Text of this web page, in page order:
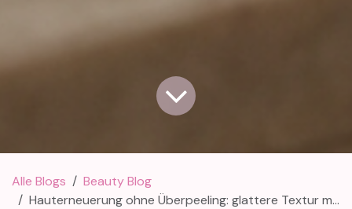
Alle Blogs
Beauty Blog
Hauterneuerung ohne Überpeeling: glattere Textur mit starker Barriere